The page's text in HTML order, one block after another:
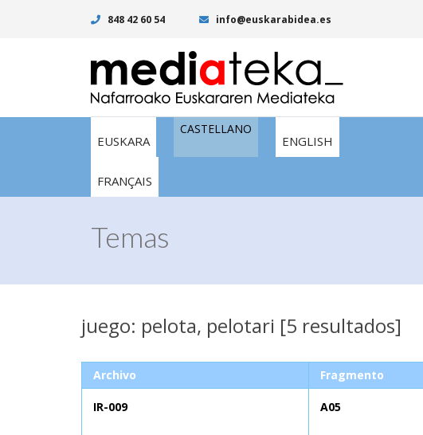
848 42 60 54 info@euskarabidea.es
EUSKARA
CASTELLANO
ENGLISH
FRANÇAIS
Temas
juego: pelota, pelotari [5 resultados]
Archivo Fragmento
IR-009 A05